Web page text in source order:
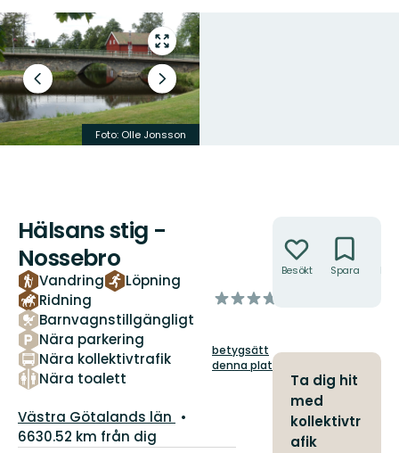
Gå
till
helskärmsläge
Föregående
bild
Nästa
bildspel
Foto: Olle Jonsson
Hälsans stig -
Nossebro
Vandring
Löpning
Ridning
Barnvagnstillgängligt
Nära parkering
Nära kollektivtrafik
Nära toalett
av
betygsätt
denna plats!
Län:
Västra Götalands län
6630.52 km från dig
Besökt Spara
Ta dig hit
med
kollektivtr
afik